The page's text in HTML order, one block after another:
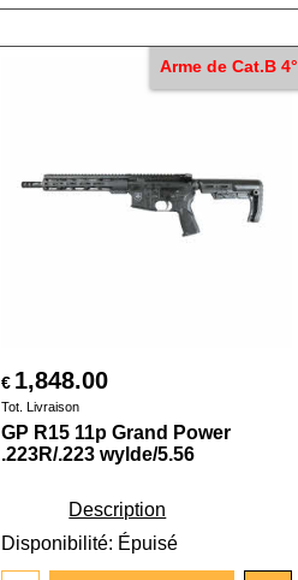
Arme de Cat.B 4°
€ 1,848.00
Tot. Livraison
GP R15 11p Grand Power
.223R/.223 wylde/5.56
Description
Disponibilité: Épuisé